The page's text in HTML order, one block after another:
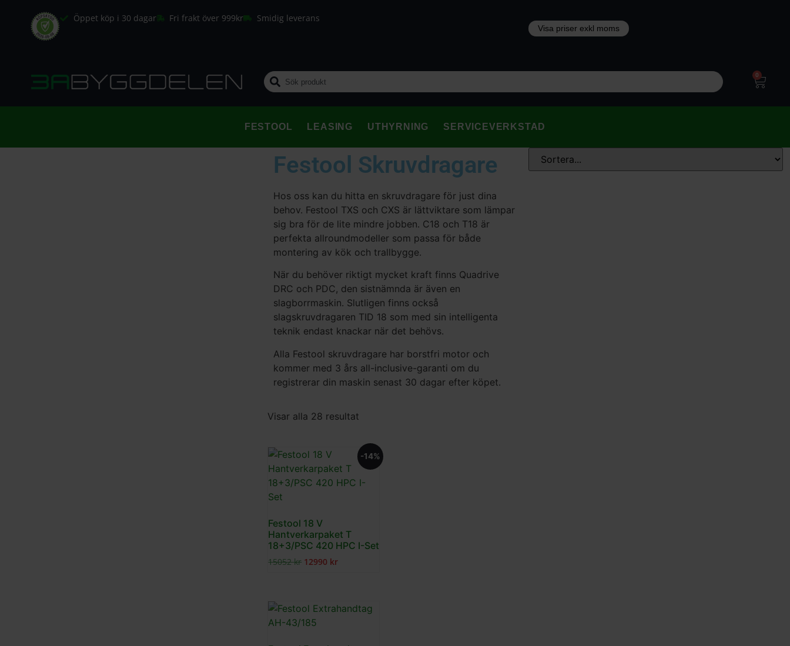
Öppet köp i 30 dagar Fri frakt över 999kr Smidig leverans
0
FESTOOL LEASING UTHYRNING SERVICEVERKSTAD
Festool Skruvdragare
Hos oss kan du hitta en skruvdragare för just dina
behov. Festool TXS och CXS är lättviktare som lämpar
sig bra för de lite mindre jobben. C18 och T18 är
perfekta allroundmodeller som passa för både
montering av kök och trallbygge.
När du behöver riktigt mycket kraft finns Quadrive
DRC och PDC, den sistnämnda är även en
slagborrmaskin. Slutligen finns också
slagskruvdragaren TID 18 som med sin intelligenta
teknik endast knackar när det behövs.
Alla Festool skruvdragare har borstfri motor och
kommer med 3 års all-inclusive-garanti om du
registrerar din maskin senast 30 dagar efter köpet.
Visar alla 28 resultat
-14%
Festool 18 V
Hantverkarpaket T
18+3/PSC 420 HPC I-Set
15052kr 12990 kr